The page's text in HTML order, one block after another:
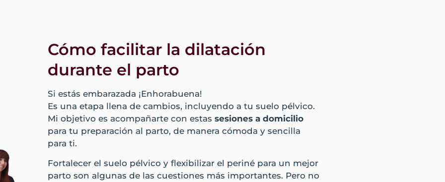
Cómo facilitar la dilatación
durante el parto
Si estás embarazada ¡Enhorabuena!
Es una etapa llena de cambios, incluyendo a tu suelo pélvico.
Mi objetivo es acompañarte con estassesiones a domicilio
para tu preparación al parto, de manera cómoda y sencilla
para ti.
Fortalecer el suelo pélvico y flexibilizar el periné para un mejor
parto son algunas de las cuestiones más importantes. Pero no